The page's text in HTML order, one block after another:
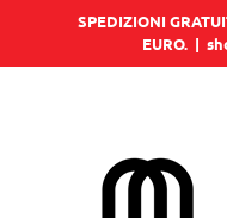
SPEDIZIONI
EURO. |